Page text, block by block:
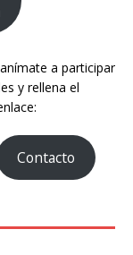
a participar
y rellena el
Contacto